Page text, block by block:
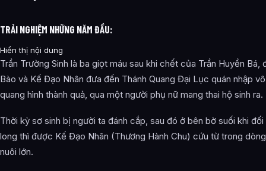
TRẢI NGHIỆM NHỮNG NĂM ĐẦU:
Hiển thị nội dung
Trần Trường Sinh là ba giọt máu sau khi chết của Trần Huyền Bá,
Bào và Kế Đạo Nhân đưa đến Thánh Quang Đại Lục quán nhập
quang hình thành quả, qua một người phụ nữ mang thai hộ sinh ra.
Thời kỳ sơ sinh bị người ta đánh cắp, sau đó ở bên bờ suối khi
long thì được Kế Đạo Nhân (Thương Hành Chu) cứu từ trong
nuôi lớn.